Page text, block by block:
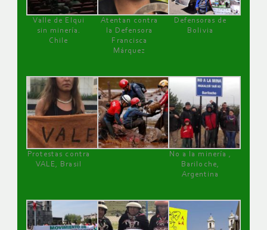
Valle de Elqui
sin minería.
Chile
Atentan contra
la Defensora
Francisca
Márquez
Defensoras de
Bolivia
Protestas contra
VALE, Brasil
No a la minería ,
Bariloche,
Argentina